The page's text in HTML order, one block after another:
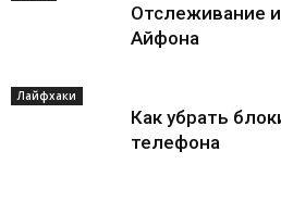
Отслеживание
Айфона
Лайфхаки
Как убрать
телефона